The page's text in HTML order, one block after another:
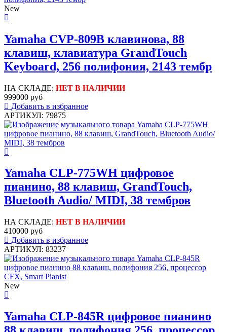
New
Yamaha CVP-809B клавинова, 88
клавиш, клавиатура GrandTouch
Keyboard, 256 полифония, 2143 тембр
НА СКЛАДЕ: НЕТ В НАЛИЧИИ
999000 руб
Добавить в избранное
АРТИКУЛ: 79875
Yamaha CLP-775WH цифровое
пианино, 88 клавиш, GrandTouch,
Bluetooth Audio/ MIDI, 38 тембров
НА СКЛАДЕ: НЕТ В НАЛИЧИИ
410000 руб
Добавить в избранное
АРТИКУЛ: 83237
New
Yamaha CLP-845R цифровое пианино